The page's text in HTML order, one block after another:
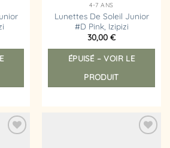
4-7 ANS
Lunettes De Soleil Junior
#D Pink, Izipizi
30,00 €
ÉPUISÉ – VOIR LE
PRODUIT